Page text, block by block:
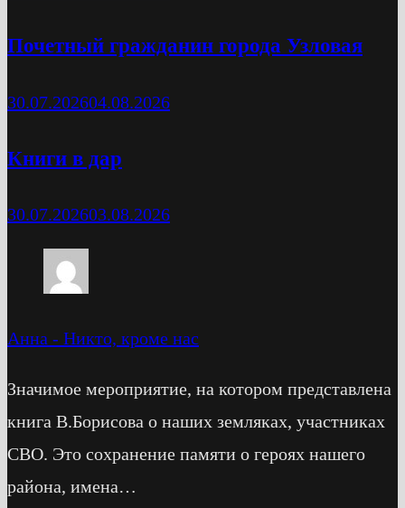
Почетный гражданин города Узловая
30.07.202604.08.2026
Книги в дар
30.07.202603.08.2026
Анна - Никто, кроме нас
Значимое мероприятие, на котором представлена
книга В.Борисова о наших земляках, участниках
СВО. Это сохранение памяти о героях нашего
района, имена…